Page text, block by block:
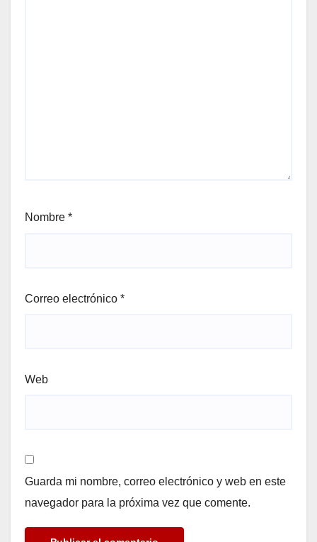
Nombre *
Correo electrónico *
Web
Guarda mi nombre, correo electrónico y web en este
navegador para la próxima vez que comente.